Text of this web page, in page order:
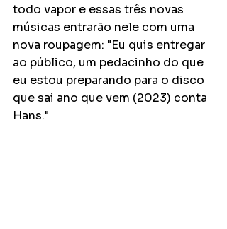
todo vapor e essas três novas
músicas entrarão nele com uma
nova roupagem: "Eu quis entregar
ao público, um pedacinho do que
eu estou preparando para o disco
que sai ano que vem (2023) conta
Hans."